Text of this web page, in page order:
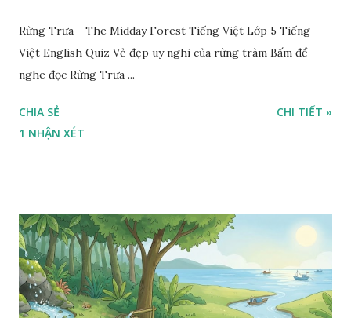
Rừng Trưa - The Midday Forest Tiếng Việt Lớp 5 Tiếng
Việt English Quiz Vẻ đẹp uy nghi của rừng tràm Bấm để
nghe đọc Rừng Trưa ...
CHIA SẺ
1 NHẬN XÉT
CHI TIẾT »